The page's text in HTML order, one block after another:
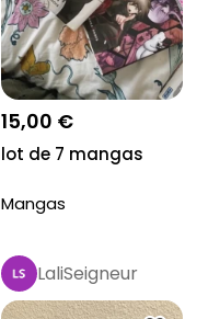
15,00 €
lot de 7 mangas
Mangas
LaliSeigneur